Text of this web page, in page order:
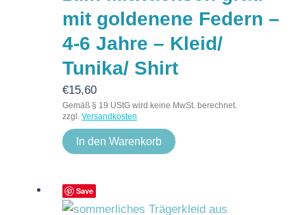
mit goldenene Federn –
4-6 Jahre – Kleid/
Tunika/ Shirt
€15,60
Gemäß § 19 UStG wird keine MwSt. berechnet.
zzgl. Versandkosten
In den Warenkorb
Save